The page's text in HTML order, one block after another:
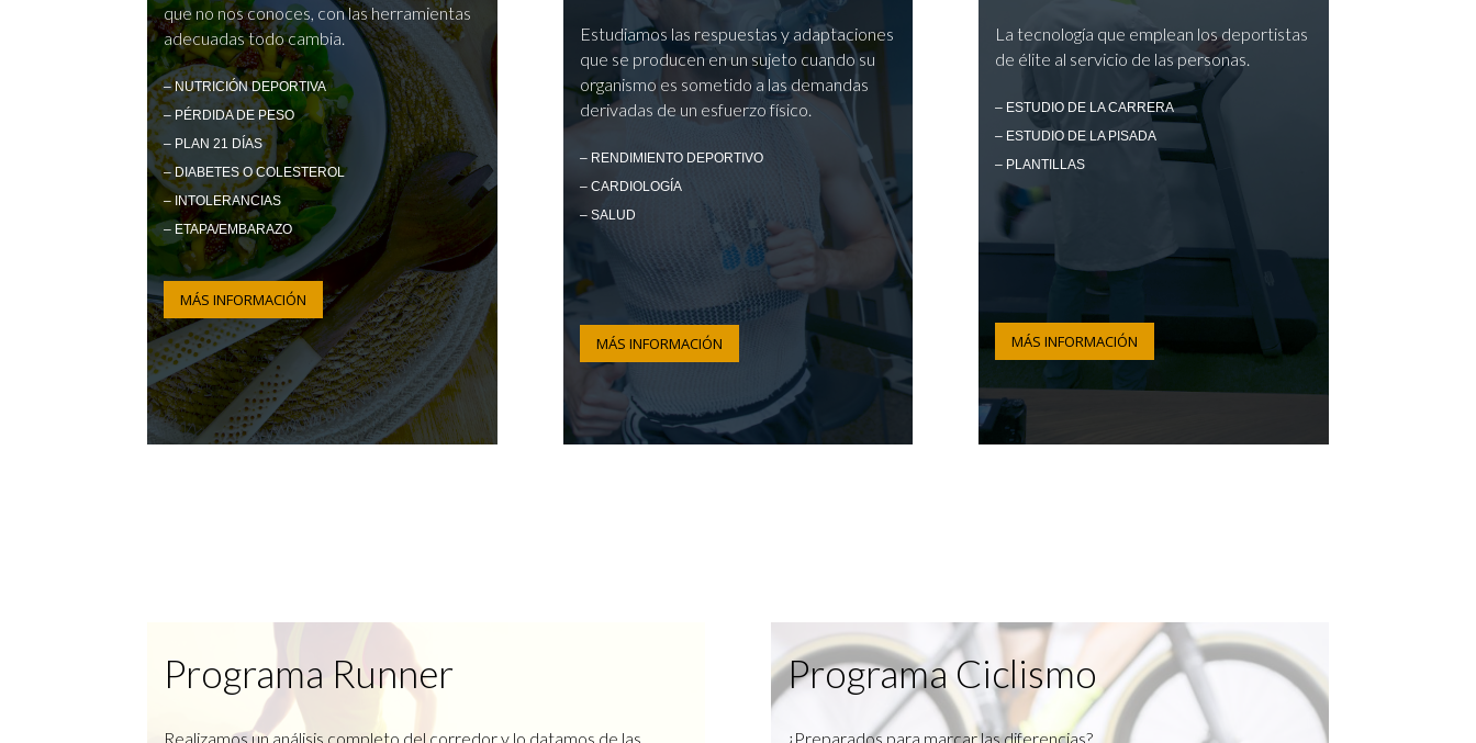
que no nos conoces, con las herramientas
adecuadas todo cambia.
– NUTRICIÓN DEPORTIVA
– PÉRDIDA DE PESO
– PLAN 21 DÍAS
– DIABETES O COLESTEROL
– INTOLERANCIAS
– ETAPA/EMBARAZO
MÁS INFORMACIÓN
Estudiamos las respuestas y adaptaciones
que se producen en un sujeto cuando su
organismo es sometido a las demandas
derivadas de un esfuerzo físico.
– RENDIMIENTO DEPORTIVO
– CARDIOLOGÍA
– SALUD
MÁS INFORMACIÓN
La tecnología que emplean los deportistas
de élite al servicio de las personas.
– ESTUDIO DE LA CARRERA
– ESTUDIO DE LA PISADA
– PLANTILLAS
MÁS INFORMACIÓN
Programa Runner
Realizamos un análisis completo del corredor y lo datamos de las
Programa Ciclismo
¿Preparados para marcar las diferencias?